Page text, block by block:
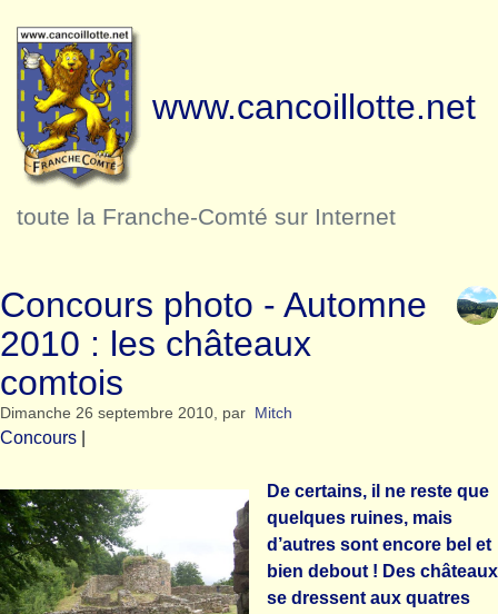
www.cancoillotte.net
toute la Franche-Comté sur Internet
Concours photo - Automne
2010 : les châteaux
comtois
Dimanche 26 septembre 2010, par Mitch
Concours
De certains, il ne reste que
quelques ruines, mais
d’autres sont encore bel et
bien debout ! Des châteaux
se dressent aux quatres